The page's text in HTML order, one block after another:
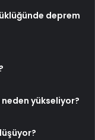
deprem
yükseliyor?